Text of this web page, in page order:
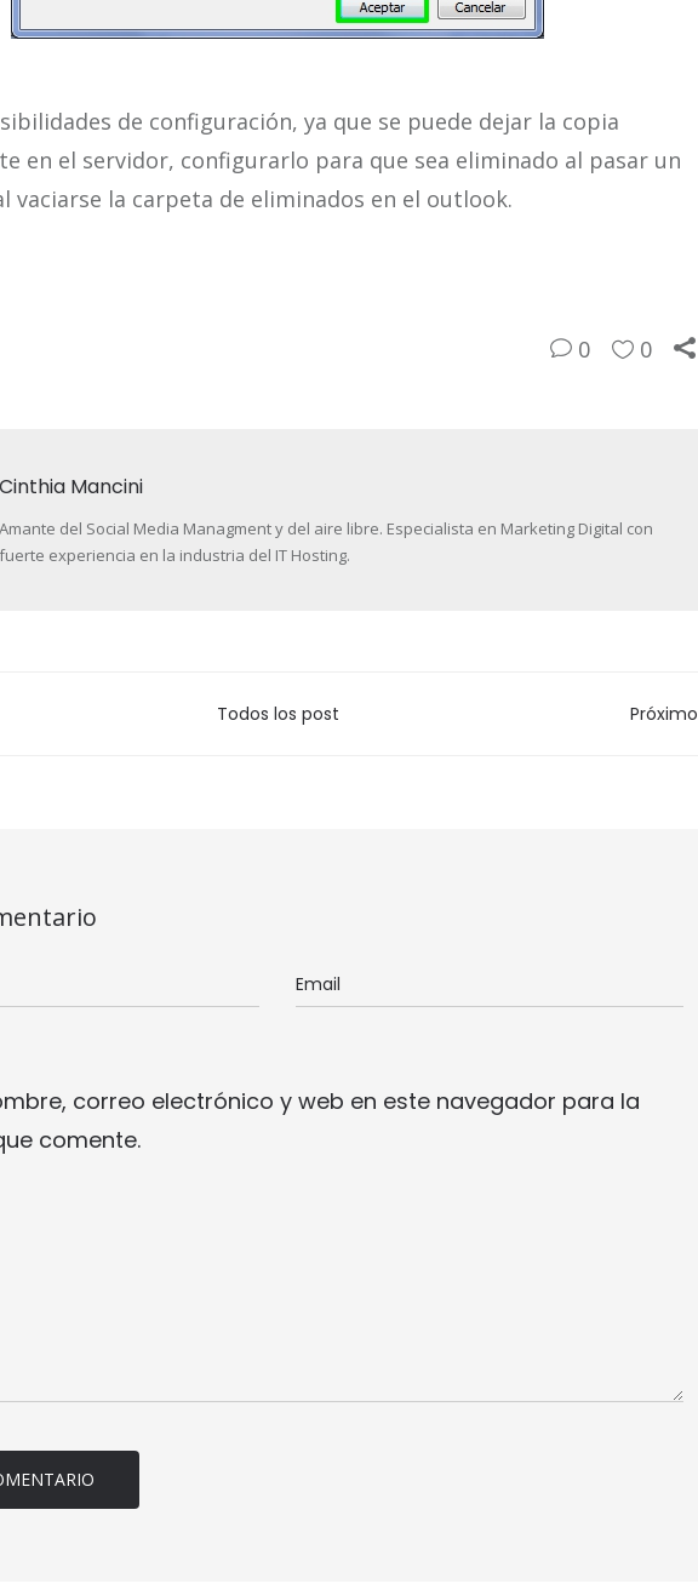
de configuración, ya que se puede dejar la copia
en el servidor, configurarlo para que sea eliminado al pasar un
vaciarse la carpeta de eliminados en el outlook.
0 0
Cinthia Mancini
Amante del Social Media Managment y del aire libre. Especialista en Marketing Digital con
fuerte experiencia en la industria del IT Hosting.
Todos los post Próximo
correo electrónico y web en este navegador para la
comente.